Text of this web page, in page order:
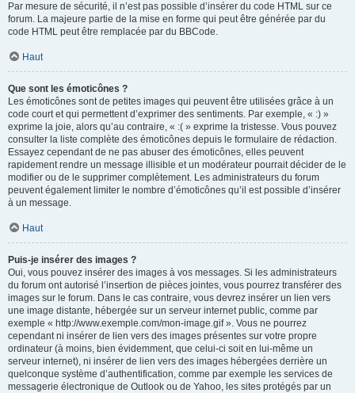
Par mesure de sécurité, il n’est pas possible d’insérer du code HTML sur ce
forum. La majeure partie de la mise en forme qui peut être générée par du
code HTML peut être remplacée par du BBCode.
Haut
Que sont les émoticônes ?
Les émoticônes sont de petites images qui peuvent être utilisées grâce à un
code court et qui permettent d’exprimer des sentiments. Par exemple, « :) »
exprime la joie, alors qu’au contraire, « :( » exprime la tristesse. Vous pouvez
consulter la liste complète des émoticônes depuis le formulaire de rédaction.
Essayez cependant de ne pas abuser des émoticônes, elles peuvent
rapidement rendre un message illisible et un modérateur pourrait décider de le
modifier ou de le supprimer complètement. Les administrateurs du forum
peuvent également limiter le nombre d’émoticônes qu’il est possible d’insérer
à un message.
Haut
Puis-je insérer des images ?
Oui, vous pouvez insérer des images à vos messages. Si les administrateurs
du forum ont autorisé l’insertion de pièces jointes, vous pourrez transférer des
images sur le forum. Dans le cas contraire, vous devrez insérer un lien vers
une image distante, hébergée sur un serveur internet public, comme par
exemple « http://www.exemple.com/mon-image.gif ». Vous ne pourrez
cependant ni insérer de lien vers des images présentes sur votre propre
ordinateur (à moins, bien évidemment, que celui-ci soit en lui-même un
serveur internet), ni insérer de lien vers des images hébergées derrière un
quelconque système d’authentification, comme par exemple les services de
messagerie électronique de Outlook ou de Yahoo, les sites protégés par un